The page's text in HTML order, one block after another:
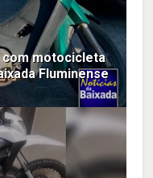
motocicleta
Fluminense